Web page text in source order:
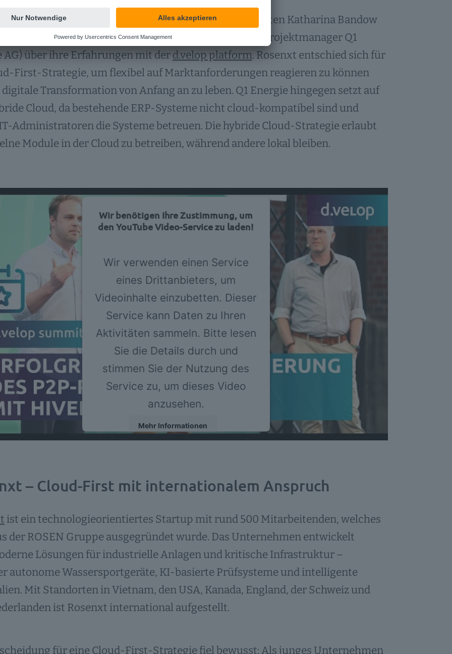
eines Interviews auf dem d.velop SUMMIT
berichteten Katharina Bandow
Ownerin Rosenxt Holding AG) und Christoph Jülich (Projektmanager Q1
AG) über ihre Erfahrungen mit derd.velop platform. Rosenxt entschied sich für
First-Strategie, um flexibel auf Marktanforderungen reagieren zu können
Transformation von Anfang an zu leben. Q1 Energie hingegen setzt auf
Cloud, da bestehende ERP-Systeme nicht cloud-kompatibel sind und
Administratoren die Systeme betreuen. Die hybride Cloud-Strategie erlaubt
Module in der Cloud zu betreiben, während andere lokal bleiben.
Wir benötigen Ihre Zustimmung, um
den YouTube Video-Service zu laden!
Wir verwenden einen Service
eines Drittanbieters, um
Videoinhalte einzubetten. Dieser
Service kann Daten zu Ihren
Aktivitäten sammeln. Bitte lesen
Sie die Details durch und
stimmen Sie der Nutzung des
Service zu, um dieses Video
anzusehen.
Mehr Informationen
– Cloud-First mit internationalem Anspruch
ist ein technologieorientiertes Startup mit rund 500 Mitarbeitenden, welches
der ROSEN Gruppe ausgegründet wurde. Das Unternehmen entwickelt
Lösungen für industrielle Anlagen und kritische Infrastruktur –
autonome Wassersportgeräte, KI-basierte Prüfsysteme und intelligente
Mit Standorten in Vietnam, den USA, Kanada, England, der Schweiz und
ist Rosenxt international aufgestellt.
für eine Cloud-First-Strategie fiel bewusst: Als junges Unternehmen